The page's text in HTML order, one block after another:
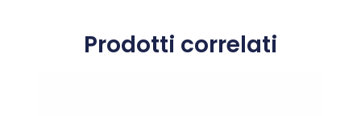
Prodotti correlati